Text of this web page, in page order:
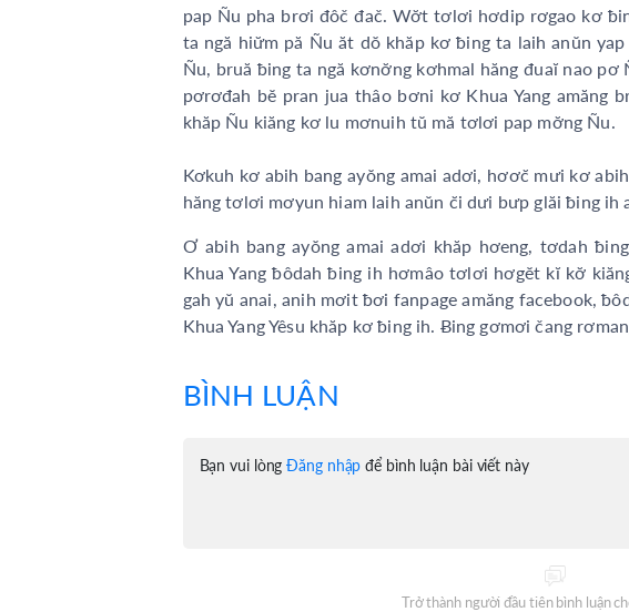
pap Ñu pha brơi đôč đač. Wơ̆t tơlơi hơdip rơgao kơ
ta ngă hiư̆m pă Ñu ăt dŏ khăp kơ ƀing ta laih anŭn
Ñu, bruă ƀing ta ngă kơnơ̆ng kơhmal hăng đuaĭ nao
pơrơđah bĕ pran jua thâo bơni kơ Khua Yang amăng
khăp Ñu kiăng kơ lu mơnuih tŭ mă tơlơi pap mơ̆ng Ñu.
Kơkuh kơ abih bang ayŏng amai adơi, hơơc̆ mưi kơ
hăng tơlơi mơyun hiam laih anŭn c̆i dưi bưp glăi ƀing ih
Ơ abih bang ayŏng amai adơi khăp hơeng, tơdah
Khua Yang ƀôdah ƀing ih hơmâo tơlơi hơgĕt kĭ kơ̆
gah yŭ anai, anih mơit ƀơi fanpage amăng facebook,
Khua Yang Yêsu khăp kơ ƀing ih. Ƀing gơmơi čang
BÌNH LUẬN
Bạn vui lòngĐăng nhập để bình luận bài viết này
Trở thành người đầu tiên bình luận